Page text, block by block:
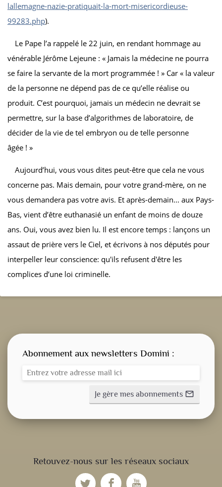
lallemagne-nazie-pratiquait-la-mort-misericordieuse-
99283.php).
Le Pape l’a rappelé le 22 juin, en rendant hommage au
vénérable Jérôme Lejeune : « Jamais la médecine ne pourra
se faire la servante de la mort programmée ! » Car « la valeur
de la personne ne dépend pas de ce qu’elle réalise ou
produit. C’est pourquoi, jamais un médecin ne devrait se
permettre, sur la base d’algorithmes de laboratoire, de
décider de la vie de tel embryon ou de telle personne
âgée ! »
Aujourd’hui, vous vous dites peut-être que cela ne vous
concerne pas. Mais demain, pour votre grand-mère, on ne
vous demandera pas votre avis. Et après-demain... aux Pays-
Bas, vient d’être euthanasié un enfant de moins de douze
ans. Oui, vous avez bien lu. Il est encore temps : lançons un
assaut de prière vers le Ciel, et écrivons à nos députés pour
interpeller leur conscience: qu'ils refusent d'être les
complices d’une loi criminelle.
Retouvez-nous sur les réseaux sociaux
Abonnement aux newsletters Domini :
Je gère mes abonnements mail_outline